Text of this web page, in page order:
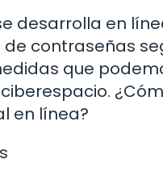
desarrolla en
contraseñas
que
en línea?